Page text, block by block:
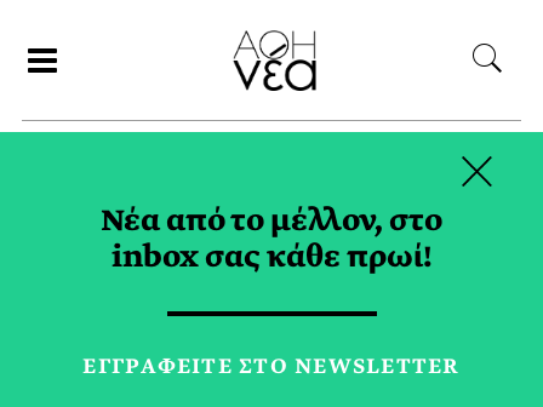
ΑΠΡΙΛΙΟΣ 2020
Νέα από το μέλλον, στο
inbox σας κάθε πρωί!
ΕΓΓPΑΦΕΙΤΕ ΣΤΟ NEWSLETTER
×